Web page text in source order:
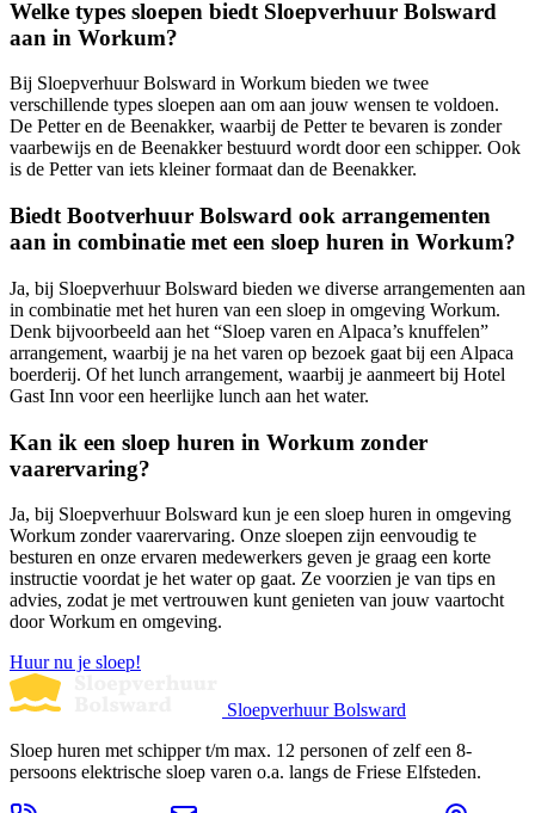
Welke types sloepen biedt Sloepverhuur Bolsward
aan in Workum?
Bij Sloepverhuur Bolsward in Workum bieden we twee
verschillende types sloepen aan om aan jouw wensen te voldoen.
De Petter en de Beenakker, waarbij de Petter te bevaren is zonder
vaarbewijs en de Beenakker bestuurd wordt door een schipper. Ook
is de Petter van iets kleiner formaat dan de Beenakker.
Biedt Bootverhuur Bolsward ook arrangementen
aan in combinatie met een sloep huren in Workum?
Ja, bij Sloepverhuur Bolsward bieden we diverse arrangementen aan
in combinatie met het huren van een sloep in omgeving Workum.
Denk bijvoorbeeld aan het “Sloep varen en Alpaca’s knuffelen”
arrangement, waarbij je na het varen op bezoek gaat bij een Alpaca
boerderij. Of het lunch arrangement, waarbij je aanmeert bij Hotel
Gast Inn voor een heerlijke lunch aan het water.
Kan ik een sloep huren in Workum zonder
vaarervaring?
Ja, bij Sloepverhuur Bolsward kun je een sloep huren in omgeving
Workum zonder vaarervaring. Onze sloepen zijn eenvoudig te
besturen en onze ervaren medewerkers geven je graag een korte
instructie voordat je het water op gaat. Ze voorzien je van tips en
advies, zodat je met vertrouwen kunt genieten van jouw vaartocht
door Workum en omgeving.
Huur nu je sloep!
Sloepverhuur Bolsward
Sloep huren met schipper t/m max. 12 personen of zelf een 8-
persoons elektrische sloep varen o.a. langs de Friese Elfsteden.